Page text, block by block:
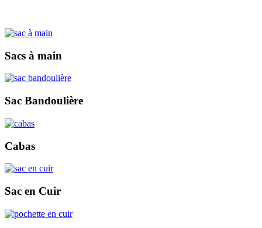
Sacs à main
Sac Bandoulière
Cabas
Sac en Cuir